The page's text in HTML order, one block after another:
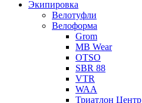
Экипировка
Велотуфли
Велоформа
Grom
MB Wear
OTSO
SBR 88
VTR
WAA
Триатлон Центр